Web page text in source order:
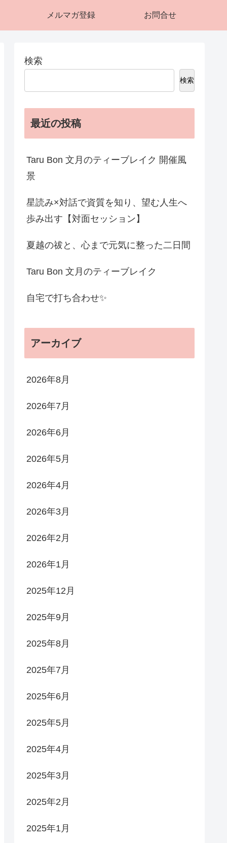
メルマガ登録 お問合せ
検索
検索
最近の投稿
Taru Bon 文月のティーブレイク 開催風
景
星読み×対話で資質を知り、望む人生へ
歩み出す【対面セッション】
夏越の祓と、心まで元気に整った二日間
Taru Bon 文月のティーブレイク
自宅で打ち合わせ✨
アーカイブ
2026年8月
2026年7月
2026年6月
2026年5月
2026年4月
2026年3月
2026年2月
2026年1月
2025年12月
2025年9月
2025年8月
2025年7月
2025年6月
2025年5月
2025年4月
2025年3月
2025年2月
2025年1月